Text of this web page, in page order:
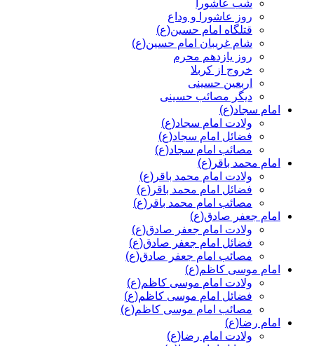
شب عاشورا
روز عاشورا و وداع
قتلگاه امام حسین(ع)
شام غریبان امام حسین(ع)
روز یازدهم محرم
خروج از کربلا
اربعین حسینی
دیگر مصائب حسینی
امام سجاد(ع)
ولادت امام سجاد(ع)
فضائل امام سجاد(ع)
مصائب امام سجاد(ع)
امام محمد باقر(ع)
ولادت امام محمد باقر(ع)
فضائل امام محمد باقر(ع)
مصائب امام محمد باقر(ع)
امام جعفر صادق(ع)
ولادت امام جعفر صادق(ع)
فضائل امام جعفر صادق(ع)
مصائب امام جعفر صادق(ع)
امام موسی کاظم(ع)
ولادت امام موسی کاظم(ع)
فضائل امام موسی کاظم(ع)
مصائب امام موسی کاظم(ع)
امام رضا(ع)
ولادت امام رضا(ع)